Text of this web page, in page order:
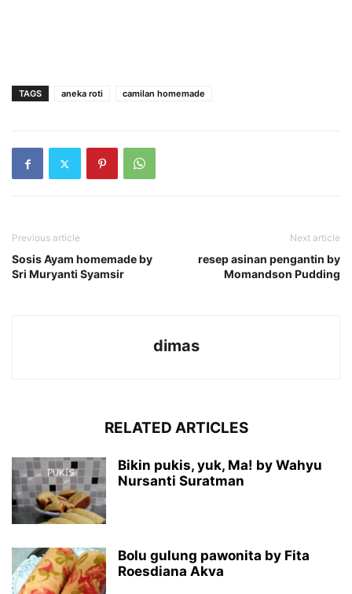
TAGS aneka roti camilan homemade
Previous article
Sosis Ayam homemade by
Sri Muryanti Syamsir
Next article
resep asinan pengantin by
Momandson Pudding
dimas
RELATED ARTICLES
Bikin pukis, yuk, Ma! by Wahyu
Nursanti Suratman
Bolu gulung pawonita by Fita
Roesdiana Akva